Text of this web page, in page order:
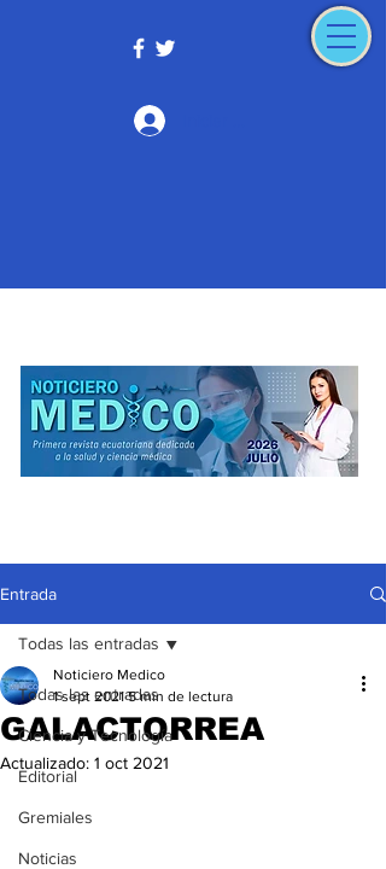
Entrada
Todas las entradas
Ciencia y Tecnología
Editorial
Gremiales
Noticias
Todas las entradas
GALACTORREA
Noticiero Medico
1 sept 2021 5 min de lectura
Actualizado: 1 oct 2021